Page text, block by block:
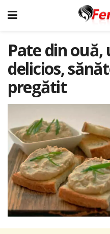
Pate din
delicios,
pregătit